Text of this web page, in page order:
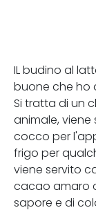
IL budino al
buone che ho
Si tratta di un
animale,
cocco per
frigo per
viene servito
cacao amaro
sapore e di